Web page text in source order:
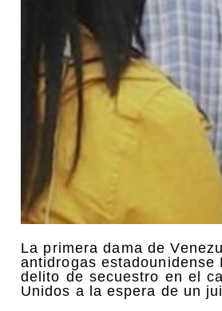
La primera dama de
antidrogas estadounidense
delito de secuestro en el
Unidos a la espera de un